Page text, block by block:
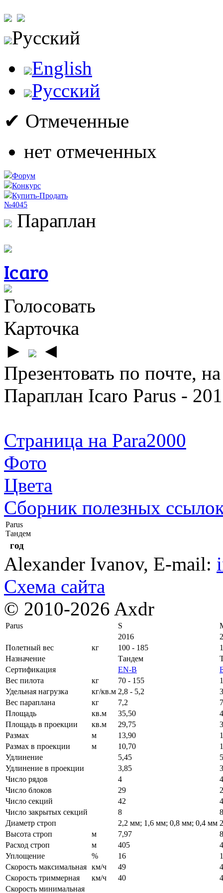
Русский
English
Русский
✔ Отмеченные
нет отмеченных
Форум
Конкурс
Купить-Продать
№4045
Параплан
Icaro
Голосовать
Карточка
►
◄
Презентовать по почте,
Параплан Icaro Parus -
Страница на Para2000
Фото
Цвета
Сборник полезных
Parus
Тандем
год
Alexander Ivanov, E-mail:
Схема сайта
© 2010-2026 Axdr
Parus S
2016
Полетный вес
кг 100 - 185
Назначение
Тандем
Сертификация
EN-B
Вес пилота
кг 70 - 155
Удельная нагрузка
кг/кв.м 2,8 - 5,2
Вес параплана
кг 7,2
Площадь
кв.м 35,50
Площадь в проекции
кв.м 29,75
Размах
м 13,90
Размах в проекции
м 10,70
Удлинение
5,45
Удлинение в проекции
3,85
Число рядов
4
4
Число блоков
29
Число секций
42
Число закрытых секций
8
8
Диаметр строп
2,2 мм; 1,6 мм; 0,8 мм; 0,4 мм
Высота строп
м 7,97
Расход строп
м 405
Уплощение
% 16
Скорость максимальная км/ч 49
Скорость триммерная
км/ч 40
Скорость минимальная